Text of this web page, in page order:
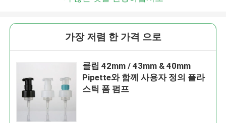
가장 저렴 한 가격 으로
클립 42mm / 43mm & 40mm
Pipette와 함께 사용자 정의 플라
스틱 폼 펌프